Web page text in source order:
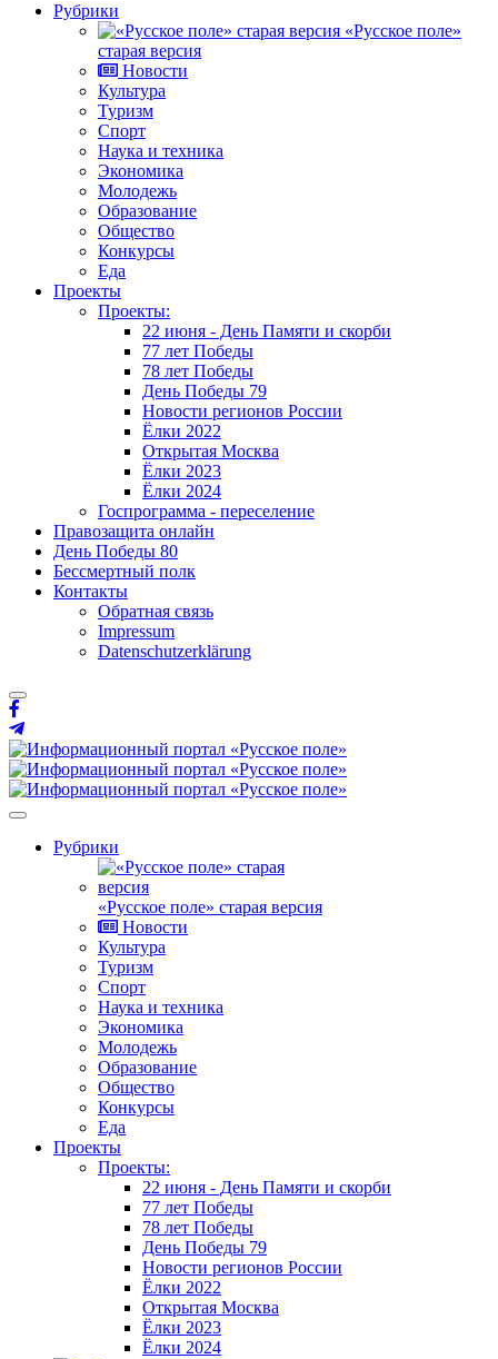
Рубрики
«Русское поле»
старая версия
Новости
Культура
Туризм
Спорт
Наука и техника
Экономика
Молодежь
Образование
Общество
Конкурсы
Еда
Проекты
Проекты:
22 июня - День Памяти и скорби
77 лет Победы
78 лет Победы
День Победы 79
Новости регионов России
Ёлки 2022
Открытая Москва
Ёлки 2023
Ёлки 2024
Госпрограмма - переселение
Правозащита онлайн
День Победы 80
Бессмертный полк
Контакты
Обратная связь
Impressum
Datenschutzerklärung
Рубрики
«Русское поле» старая версия
Новости
Культура
Туризм
Спорт
Наука и техника
Экономика
Молодежь
Образование
Общество
Конкурсы
Еда
Проекты
Проекты:
22 июня - День Памяти и скорби
77 лет Победы
78 лет Победы
День Победы 79
Новости регионов России
Ёлки 2022
Открытая Москва
Ёлки 2023
Ёлки 2024